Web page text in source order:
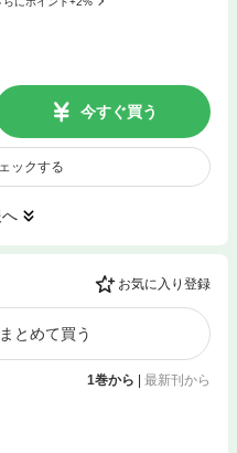
今すぐ買う
ックする
お気に入り登録
とめて買う
1巻から | 最新刊から